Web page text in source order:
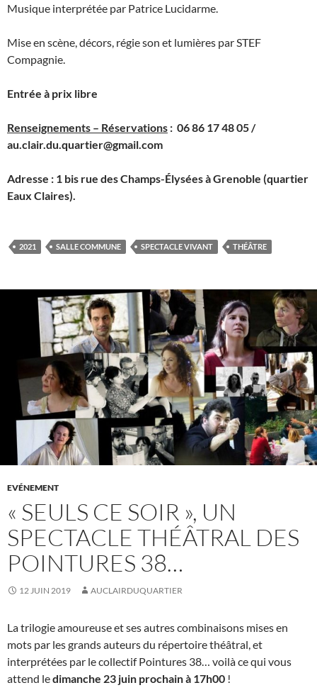
Musique interprétée par Patrice Lucidarme.
Mise en scène, décors, régie son et lumières par STEF
Compagnie.
Entrée à prix libre
Renseignements – Réservations : 06 86 17 48 05 /
au.clair.du.quartier@gmail.com
Adresse : 1 bis rue des Champs-Élysées à Grenoble (quartier
Eaux Claires).
2021 SALLE COMMUNE SPECTACLE VIVANT THÉÂTRE
EVÉNEMENT
« SEULS CE SOIR », UN
SPECTACLE THÉÂTRAL DES
POINTURES 38…
12 JUIN 2019 AUCLAIRDUQUARTIER
La trilogie amoureuse et ses autres combinaisons mises en
mots par les grands auteurs du répertoire théâtral, et
interprétées par le collectif Pointures 38… voilà ce qui vous
attend ledimanche 23 juin prochain à 17h00 !